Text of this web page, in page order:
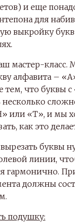
и еще
для
выкройку
мастер-
алфавита –
тем, что буквы
или «Т», и мы
как это
буквы
линии,
гармонично.
должны
подушку: